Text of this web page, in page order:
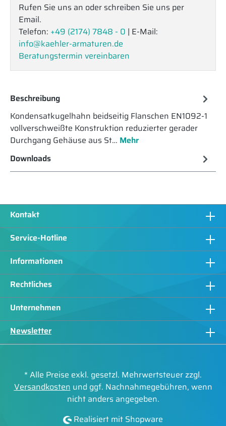
Rufen Sie uns an oder schreiben Sie uns per
Email.
Telefon: +49 (2174) 7848 - 0 | E-Mail:
info@kaehler-armaturen.de
Beratungstermin vereinbaren
Beschreibung
Kondensatkugelhahn beidseitig Flanschen EN1092-1
vollverschweißte Konstruktion reduzierter gerader
Durchgang Gehäuse aus St… Mehr
Downloads
Kontakt
Service-Hotline
Informationen
Rechtliches
Unternehmen
Newsletter
* Alle Preise exkl. gesetzl. Mehrwertsteuer zzgl.
Versandkostenund ggf. Nachnahmegebühren, wenn
nicht anders angegeben.
Realisiert mit Shopware